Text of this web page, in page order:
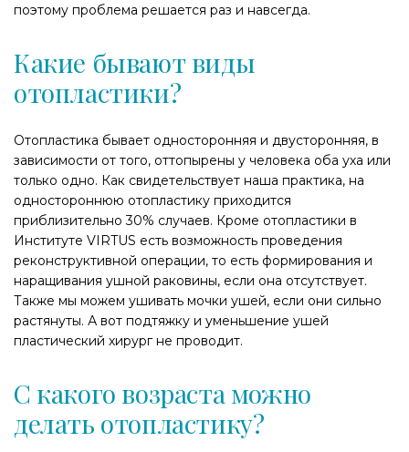
поэтому проблема решается раз и навсегда.
Какие бывают виды
отопластики?
Отопластика бывает односторонняя и двусторонняя, в
зависимости от того, оттопырены у человека оба уха или
только одно. Как свидетельствует наша практика, на
одностороннюю отопластику приходится
приблизительно 30% случаев. Кроме отопластики в
Институте VIRTUS есть возможность проведения
реконструктивной операции, то есть формирования и
наращивания ушной раковины, если она отсутствует.
Также мы можем ушивать мочки ушей, если они сильно
растянуты. А вот подтяжку и уменьшение ушей
пластический хирург не проводит.
С какого возраста можно
делать отопластику?